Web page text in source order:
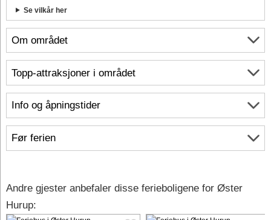
Om området
Info og åpningstider
Før ferien
Se vilkår her
Topp-attraksjoner i området
Andre gjester anbefaler disse ferieboligene for Øster
Hurup: